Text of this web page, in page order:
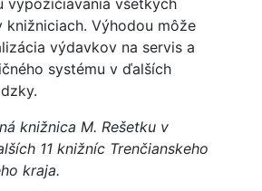
vypožičiavania všetkých
knižniciach. Výhodou môže
výdavkov na servis a
systému v ďalších
knižnica M. Rešetku v
11 knižníc Trenčianskeho
kraja.